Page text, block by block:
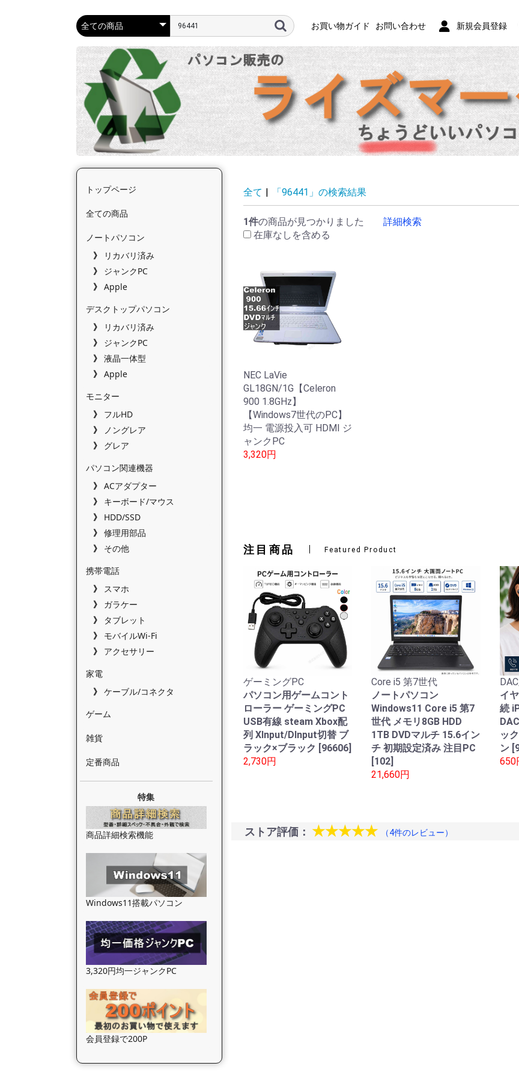
お買い物ガイド お問い合わせ 新規会員登録
トップページ
全ての商品
ノートパソコン
リカバリ済み
ジャンクPC
Apple
デスクトップパソコン
リカバリ済み
ジャンクPC
液晶一体型
Apple
モニター
フルHD
ノングレア
グレア
パソコン関連機器
ACアダプター
キーボード/マウス
HDD/SSD
修理用部品
その他
携帯電話
スマホ
ガラケー
タブレット
モバイルWi-Fi
アクセサリー
家電
ケーブル/コネクタ
ゲーム
雑貨
定番商品
特集
商品詳細検索機能
Windows11搭載パソコン
3,320円均一ジャンクPC
会員登録で200P
全て | 「96441」の検索結果
1件の商品が見つかりました
詳細検索
在庫なしを含める
NEC LaVie
GL18GN/1G【Celeron
900 1.8GHz】
【Windows7世代のPC】
均一 電源投入可 HDMI ジ
ャンクPC
3,320円
注目商品 Featured Product
ゲーミングPC
パソコン用ゲームコント
ローラー ゲーミングPC
USB有線 steam Xbox配
列 XInput/DInput切替 ブ
ラック×ブラック [96606]
2,730円
Core i5 第7世代
ノートパソコン
Windows11 Core i5 第7
世代 メモリ8GB HDD
1TB DVDマルチ 15.6イン
チ 初期設定済み 注目PC
[102]
21,660円
イ
続
ッ
ン
650
ストア評価： ★★★★★ （4件のレビュー）